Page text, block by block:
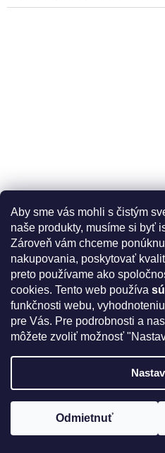
Aby sme vás mohli s čistým
naše produkty, musíme si byť
Zároveň vám chceme
nakupovania, poskytovať
preto používame ako
cookies. Tento web používa
funkčnosti webu,
pre Vás. Pre podrobnosti a
môžete zvoliť možnosť
Odmietnuť
Feromóny pre ženy Lovely
Priemerné
hodnotenie
produktu
je
z
hviezdičiek.
29 €
Jednotková
193,33 € / 100 ml
základe I-L-Molecules Formula
Získajte kód